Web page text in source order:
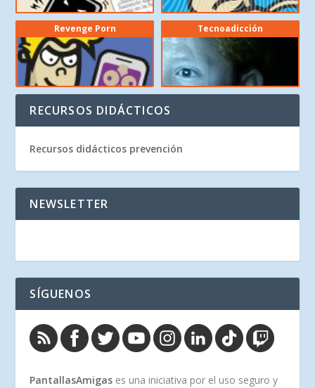
Revenge Porn Tecnoadicción
RECURSOS DIDÁCTICOS
Recursos didácticos prevención
NEWSLETTER
SÍGUENOS
PantallasAmigas es una iniciativa por el uso seguro y